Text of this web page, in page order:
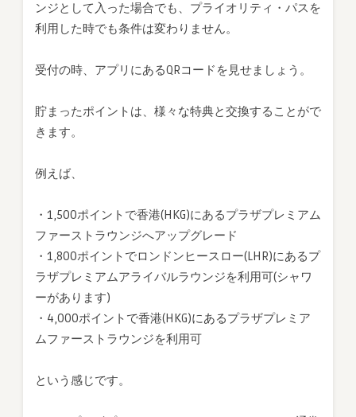
ンジとして入った場合でも、プライオリティ・パスを
利用した時でも条件は変わりません。
受付の時、アプリにあるQRコードを見せましょう。
貯まったポイントは、様々な特典と交換することがで
きます。
例えば、
・1,500ポイントで香港(HKG)にあるプラザプレミアム
ファーストラウンジへアップグレード
・1,800ポイントでロンドンヒースロー(LHR)にあるプ
ラザプレミアムアライバルラウンジを利用可(シャワ
ーがあります)
・4,000ポイントで香港(HKG)にあるプラザプレミア
ムファーストラウンジを利用可
という感じです。